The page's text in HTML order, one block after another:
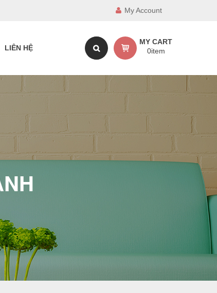
My Account
LIÊN HỆ
MY CART
0item